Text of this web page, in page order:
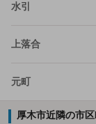
水引
上落合
元町
厚木市近隣の市